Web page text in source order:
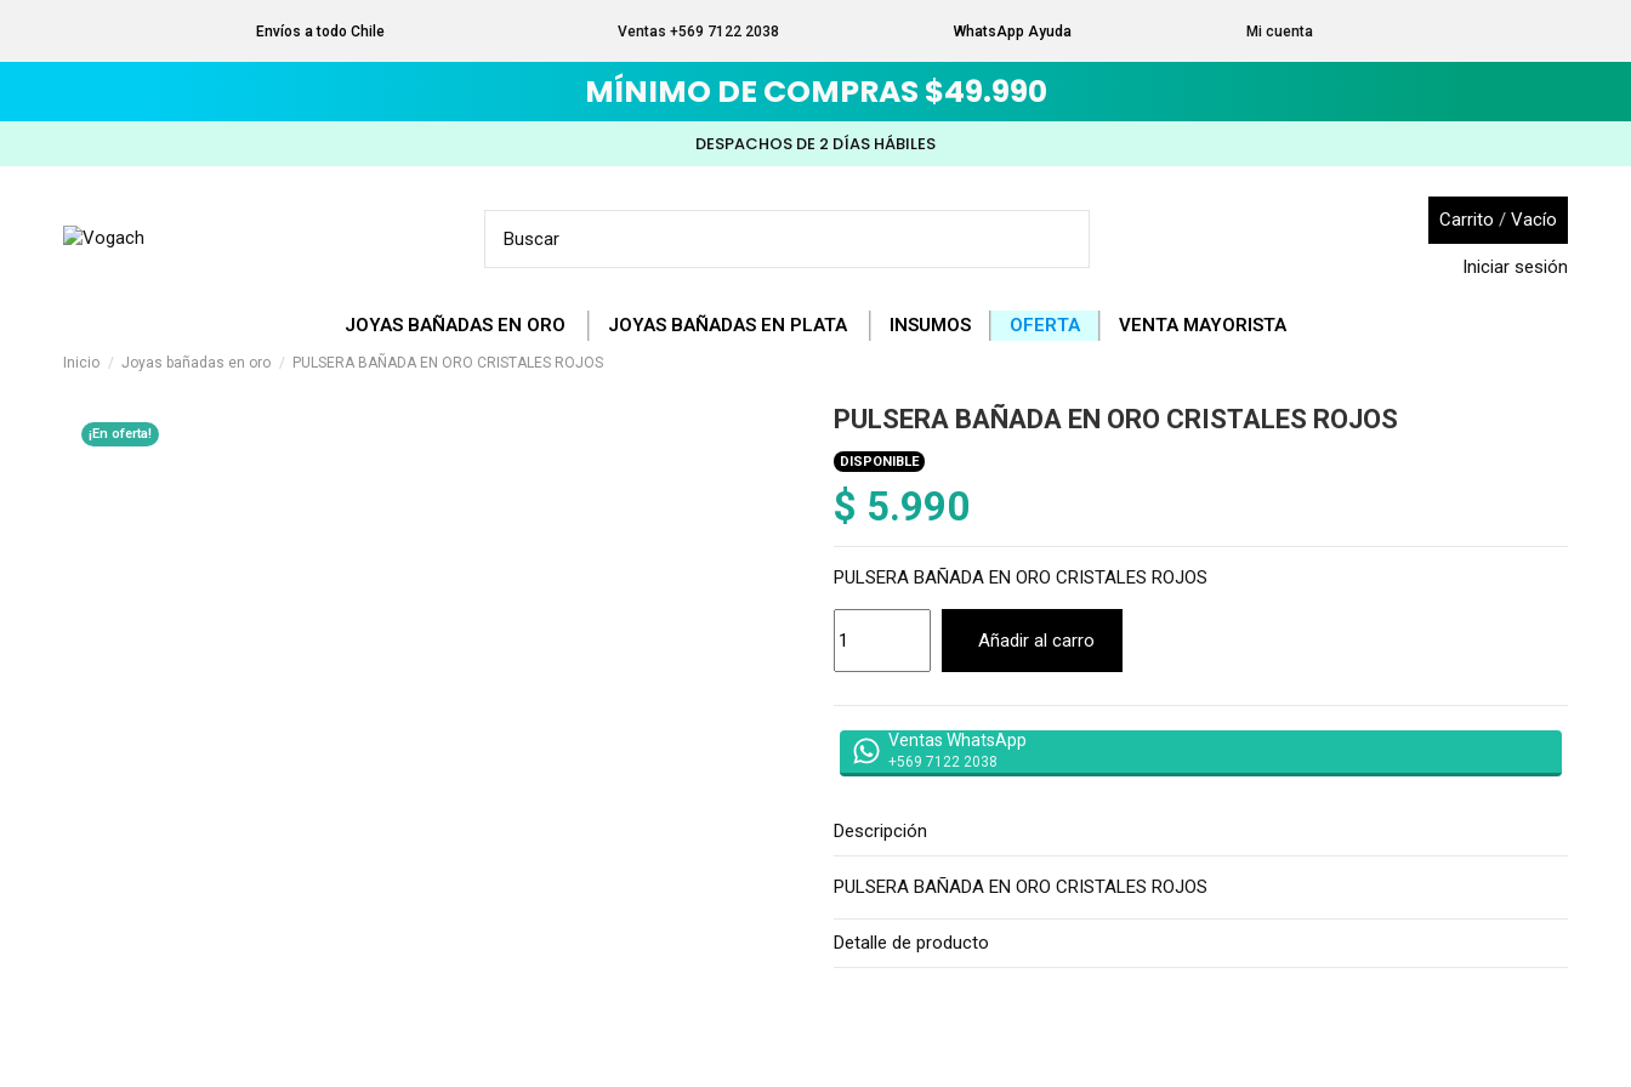
Envíos a todo Chile Ventas +569 7122 2038 WhatsApp Ayuda Mi cuenta
MÍNIMO DE COMPRAS $49.990
DESPACHOS DE 2 DÍAS HÁBILES
Carrito / Vacío
Iniciar sesión
JOYAS BAÑADAS EN ORO JOYAS BAÑADAS EN PLATA INSUMOS OFERTA VENTA MAYORISTA
Inicio Joyas bañadas en oro PULSERA BAÑADA EN ORO CRISTALES ROJOS
¡En oferta! PULSERA BAÑADA EN ORO CRISTALES ROJOS
DISPONIBLE
$ 5.990
PULSERA BAÑADA EN ORO CRISTALES ROJOS
Añadir al carro
Ventas WhatsApp
+569 7122 2038
Descripción
PULSERA BAÑADA EN ORO CRISTALES ROJOS
Detalle de producto